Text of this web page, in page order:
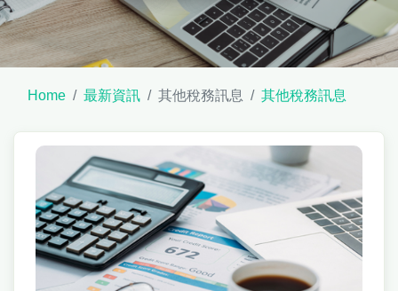
Home 最新資訊 其他稅務訊息 其他稅務訊息